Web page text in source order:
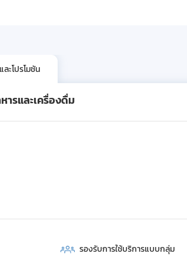
ะโปรโมชัน
ารและเครื่องดื่ม
รองรับการใช้บริการแบบกลุ่ม